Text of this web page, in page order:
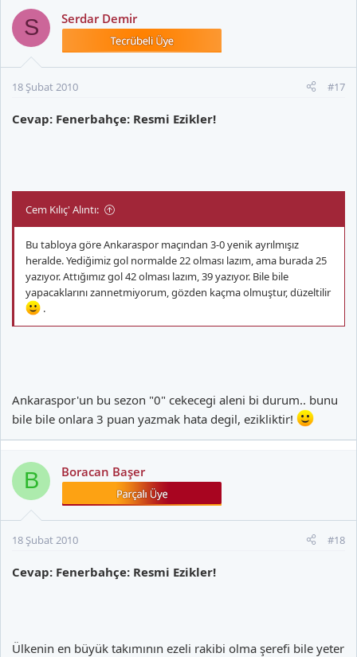
S Serdar Demir
18 Şubat 2010 #17
Cevap: Fenerbahçe: Resmi Ezikler!
Cem Kılıç' Alıntı:
Bu tabloya göre Ankaraspor maçından 3-0 yenik ayrılmışız
heralde. Yediğimiz gol normalde 22 olması lazım, ama burada 25
yazıyor. Attığımız gol 42 olması lazım, 39 yazıyor. Bile bile
yapacaklarını zannetmiyorum, gözden kaçma olmuştur, düzeltilir
.
Ankaraspor'un bu sezon "0" cekecegi aleni bi durum.. bunu
bile bile onlara 3 puan yazmak hata degil, ezikliktir!
B Boracan Başer
18 Şubat 2010 #18
Cevap: Fenerbahçe: Resmi Ezikler!
Ülkenin en büyük takımının ezeli rakibi olma şerefi bile yeter